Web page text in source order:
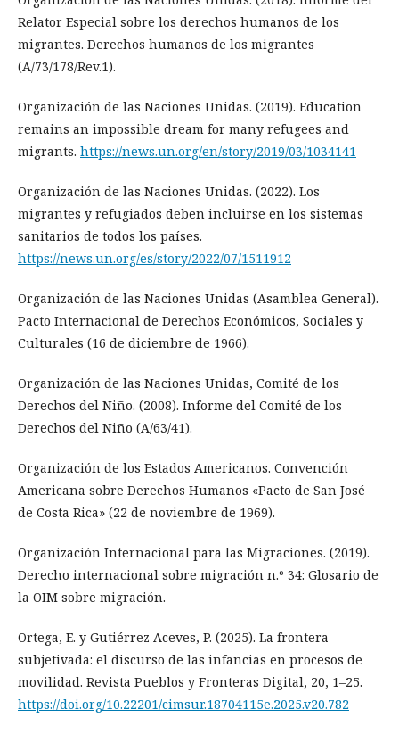
Relator Especial sobre los derechos humanos de los
migrantes. Derechos humanos de los migrantes
(A/73/178/Rev.1).
Organización de las Naciones Unidas. (2019). Education
remains an impossible dream for many refugees and
migrants. https://news.un.org/en/story/2019/03/1034141
Organización de las Naciones Unidas. (2022). Los
migrantes y refugiados deben incluirse en los sistemas
sanitarios de todos los países.
https://news.un.org/es/story/2022/07/1511912
Organización de las Naciones Unidas (Asamblea General).
Pacto Internacional de Derechos Económicos, Sociales y
Culturales (16 de diciembre de 1966).
Organización de las Naciones Unidas, Comité de los
Derechos del Niño. (2008). Informe del Comité de los
Derechos del Niño (A/63/41).
Organización de los Estados Americanos. Convención
Americana sobre Derechos Humanos «Pacto de San José
de Costa Rica» (22 de noviembre de 1969).
Organización Internacional para las Migraciones. (2019).
Derecho internacional sobre migración n.º 34: Glosario de
la OIM sobre migración.
Ortega, E. y Gutiérrez Aceves, P. (2025). La frontera
subjetivada: el discurso de las infancias en procesos de
movilidad. Revista Pueblos y Fronteras Digital, 20, 1–25.
https://doi.org/10.22201/cimsur.18704115e.2025.v20.782